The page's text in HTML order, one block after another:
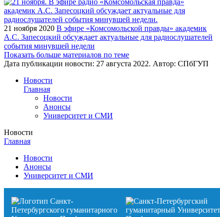
21 ноября 2020 В эфире «Комсомольской правды» академик
А.С. Запесоцкий обсуждает актуальные для радиослушателей
события минувшей недели
Показать больше материалов по теме
Дата публикации новости: 27 августа 2022. Автор: СПбГУП
Новости
Главная
Новости
Анонсы
Университет и СМИ
Новости
Главная
Новости
Анонсы
Университет и СМИ